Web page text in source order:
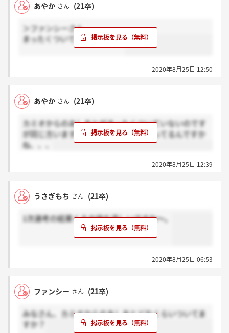
あやか さん (21卒)
＞ファンシーさん
まったくついていないです…?
2020年8月25日 12:50
あやか さん (21卒)
カミオからのあしあとがまったくついていないのです
が同じ方いますか？つかないようになってるんですか
ね、、、
2020年8月25日 12:39
うさぎもち さん (21卒)
1次選考の結果くるの待ち遠しいですね～。
2020年8月25日 06:53
ファンシー さん (21卒)
みなさん、カミオからのあしあとどれくらいついてま
すか？